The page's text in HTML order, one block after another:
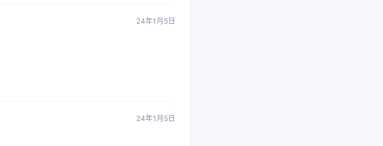
24年1月5日
24年1月5日